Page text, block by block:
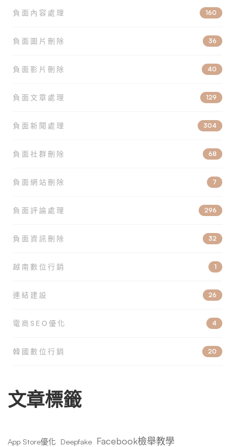
負面內容處理 160
負面圖片刪除 36
負面影片刪除 40
負面文章處理 129
負面新聞處理 304
負面社群刪除 68
負面網站刪除 7
負面評論處理 296
負面資訊刪除 32
越南數位行銷 1
連結建設 26
電商SEO優化 4
韓國數位行銷 20
文章標籤
App Store優化 Deepfake Facebook檢舉教學